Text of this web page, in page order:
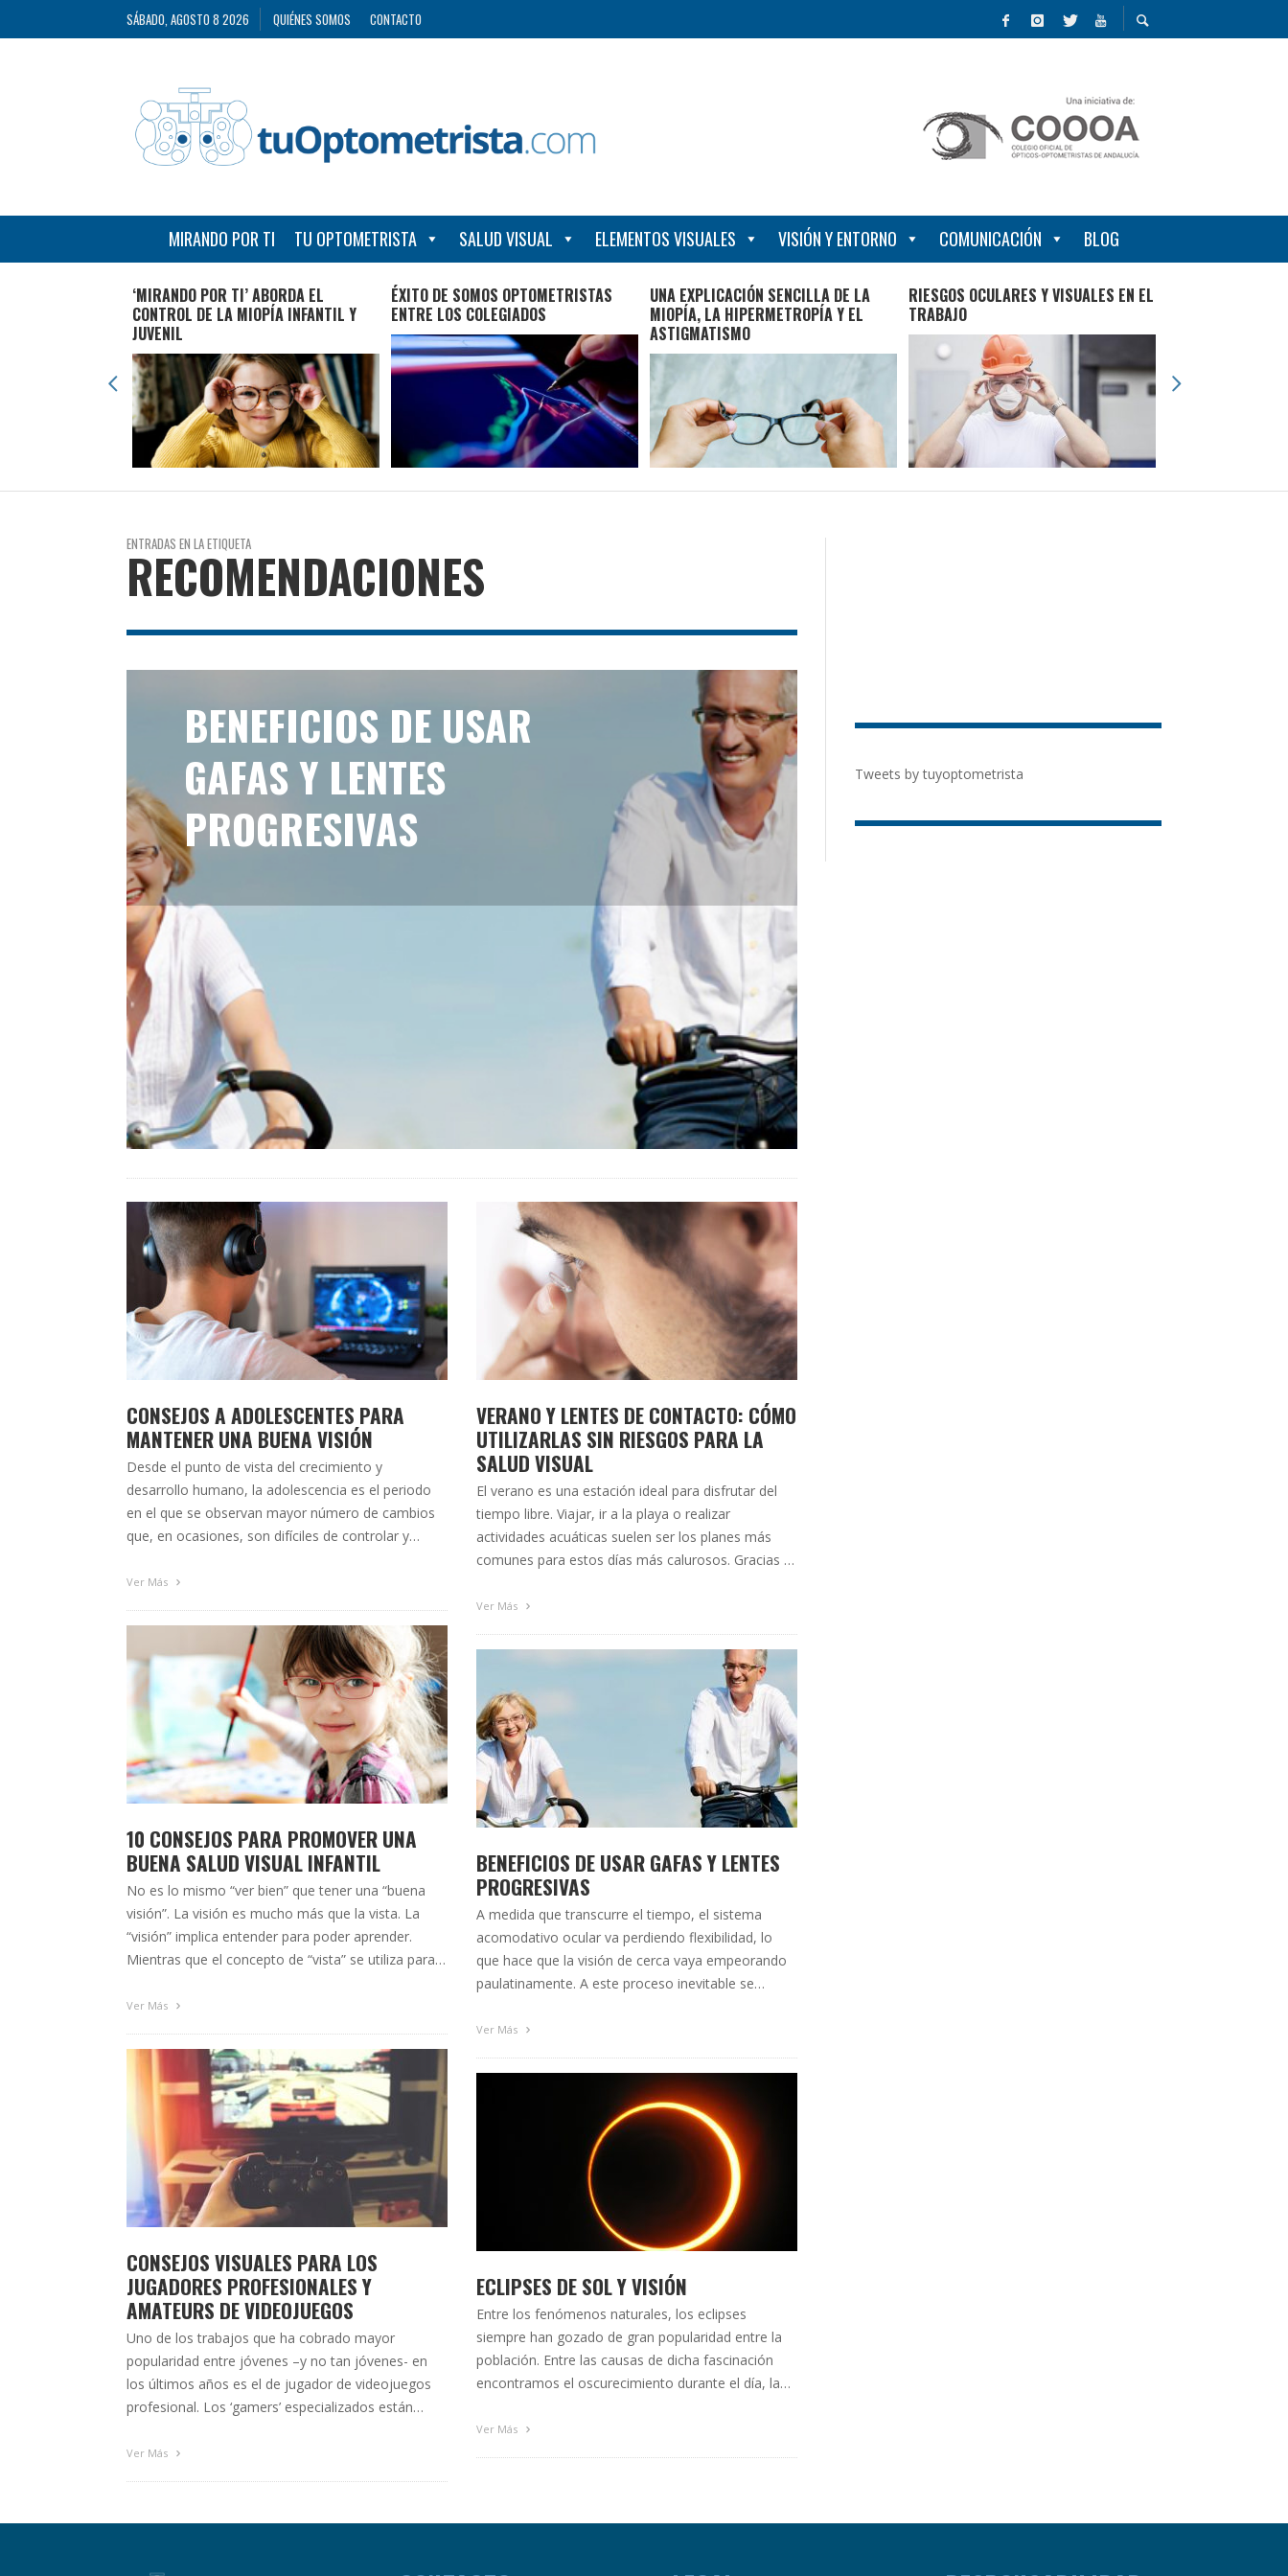
SÁBADO, AGOSTO 8 2026 QUIÉNES SOMOS CONTACTO
MIRANDO POR TI TU OPTOMETRISTA SALUD VISUAL ELEMENTOS VISUALES VISIÓN Y ENTORNO COMUNICACIÓN BLOG
‘MIRANDO POR TI’ ABORDA EL
CONTROL DE LA MIOPÍA INFANTIL Y
JUVENIL
ÉXITO DE SOMOS OPTOMETRISTAS
ENTRE LOS COLEGIADOS
UNA EXPLICACIÓN SENCILLA DE LA
MIOPÍA, LA HIPERMETROPÍA Y EL
ASTIGMATISMO
RIESGOS OCULARES Y VISUALES EN EL
TRABAJO
ENTRADAS EN LA ETIQUETA
RECOMENDACIONES
BENEFICIOS DE USAR
GAFAS Y LENTES
PROGRESIVAS
CONSEJOS A ADOLESCENTES PARA
MANTENER UNA BUENA VISIÓN
Desde el punto de vista del crecimiento y
desarrollo humano, la adolescencia es el periodo
en el que se observan mayor número de cambios
que, en ocasiones, son difíciles de controlar y
cognitivas, emocionales y sociales, además de los
cambios …
Ver Más
VERANO Y LENTES DE CONTACTO: CÓMO
UTILIZARLAS SIN RIESGOS PARA LA
SALUD VISUAL
El verano es una estación ideal para disfrutar del
tiempo libre. Viajar, ir a la playa o realizar
actividades acuáticas suelen ser los planes más
comunes para estos días más calurosos. Gracias a
provecho de cualquier situación sin tener que
Ver Más
10 CONSEJOS PARA PROMOVER UNA
BUENA SALUD VISUAL INFANTIL
No es lo mismo “ver bien” que tener una “buena
visión”. La visión es mucho más que la vista. La
“visión” implica entender para poder aprender.
Mientras que el concepto de “vista” se utiliza para
capacidad que tiene el ser humano para procesar la
Ver Más
BENEFICIOS DE USAR GAFAS Y LENTES
PROGRESIVAS
A medida que transcurre el tiempo, el sistema
acomodativo ocular va perdiendo flexibilidad, lo
que hace que la visión de cerca vaya empeorando
paulatinamente. A este proceso inevitable se
comienza a desarrollarse a partir de los 40-45 años
donde suele …
Ver Más
CONSEJOS VISUALES PARA LOS
JUGADORES PROFESIONALES Y
AMATEURS DE VIDEOJUEGOS
Uno de los trabajos que ha cobrado mayor
popularidad entre jóvenes –y no tan jóvenes- en
los últimos años es el de jugador de videojuegos
profesional. Los ‘gamers’ especializados están
torno a Youtube y, posteriormente, por las
Ver Más
ECLIPSES DE SOL Y VISIÓN
Entre los fenómenos naturales, los eclipses
siempre han gozado de gran popularidad entre la
población. Entre las causas de dicha fascinación
encontramos el oscurecimiento durante el día, la
sobre todo, la escasa frecuencia con que se
Ver Más
Tweets by tuyoptometrista